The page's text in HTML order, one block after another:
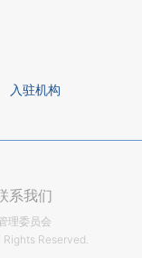
入驻机构
系我们
理委员会
Reserved.